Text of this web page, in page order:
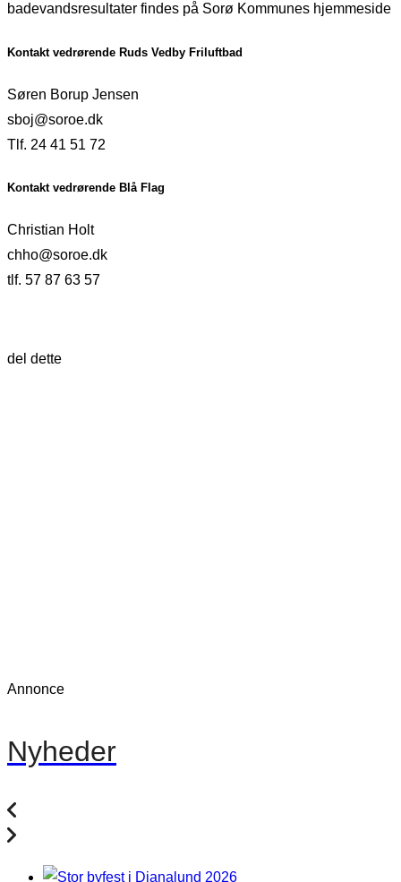
badevandsresultater findes på Sorø Kommunes hjemmeside
Kontakt vedrørende Ruds Vedby Friluftbad
Søren Borup Jensen
sboj@soroe.dk
Tlf. 24 41 51 72
Kontakt vedrørende Blå Flag
Christian Holt
chho@soroe.dk
tlf. 57 87 63 57
del dette
Annonce
Nyheder